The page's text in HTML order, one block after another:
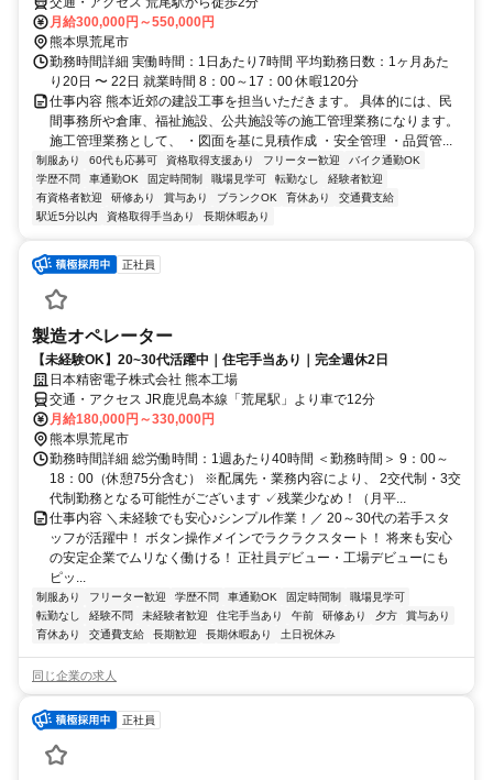
月給300,000円～550,000円
熊本県荒尾市
勤務時間詳細 実働時間：1日あたり7時間 平均勤務日数：1ヶ月あた
り20日 〜 22日 就業時間 8：00～17：00 休暇120分
仕事内容 熊本近郊の建設工事を担当いただきます。 具体的には、民
間事務所や倉庫、福祉施設、公共施設等の施工管理業務になります。
施工管理業務として、 ・図面を基に見積作成 ・安全管理 ・品質管...
制服あり 60代も応募可 資格取得支援あり フリーター歓迎
バイク通勤OK
学歴不問
車通勤OK 固定時間制 職場見学可 転勤なし
経験者歓迎
有資格者歓迎
研修あり 賞与あり ブランクOK 育休あり
交通費支給
駅近5分以内
資格取得手当あり 長期休暇あり
正社員
製造オペレーター
【未経験OK】20~30代活躍中｜住宅手当あり｜完全週休2日
日本精密電子株式会社 熊本工場
交通・アクセス JR鹿児島本線「荒尾駅」より車で12分
月給180,000円～330,000円
熊本県荒尾市
勤務時間詳細 総労働時間：1週あたり40時間 ＜勤務時間＞ 9：00～
18：00（休憩75分含む） ※配属先・業務内容により、 2交代制・3交
代制勤務となる可能性がございます ✓残業少なめ！（月平...
仕事内容 ＼未経験でも安心♪シンプル作業！／ 20～30代の若手スタ
ッフが活躍中！ ボタン操作メインでラクラクスタート！ 将来も安心
の安定企業でムリなく働ける！ 正社員デビュー・工場デビューにも
ピッ...
制服あり フリーター歓迎 学歴不問 車通勤OK 固定時間制
職場見学可
転勤なし
経験不問 未経験者歓迎 住宅手当あり 午前 研修あり 夕方
賞与あり
育休あり
交通費支給 長期歓迎 長期休暇あり 土日祝休み
同じ企業の求人
正社員